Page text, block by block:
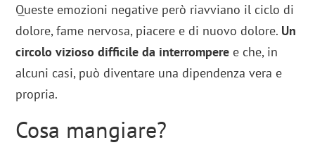
Queste emozioni negative però riavviano il ciclo di
dolore, fame nervosa, piacere e di nuovo dolore. Un
circolo vizioso difficile da interrompere e che, in
alcuni casi, può diventare una dipendenza vera e
propria.
Cosa mangiare?